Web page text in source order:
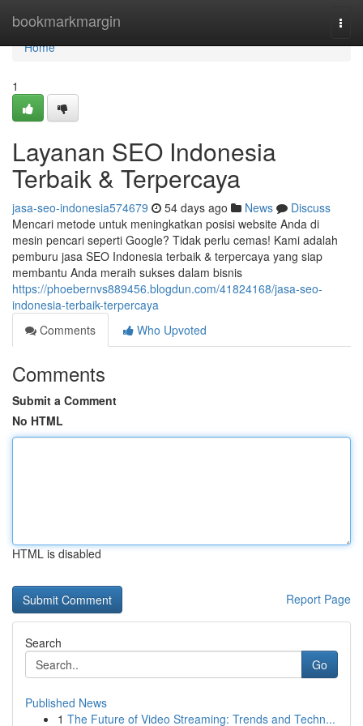
bookmarkmargin
Home
Home
1
Layanan SEO Indonesia
Terbaik & Terpercaya
jasa-seo-indonesia574679 54 days ago News
Discuss
Mencari metode untuk meningkatkan posisi website Anda di
mesin pencari seperti Google? Tidak perlu cemas! Kami adalah
pemburu jasa SEO Indonesia terbaik & terpercaya yang siap
membantu Anda meraih sukses dalam bisnis
https://phoebernvs889456.blogdun.com/41824168/jasa-seo-
indonesia-terbaik-terpercaya
Comments
Who Upvoted
Comments
Submit a Comment
No HTML
HTML is disabled
Report Page
Search
Go
Published News
1 The Future of Video Streaming: Trends and Techn...